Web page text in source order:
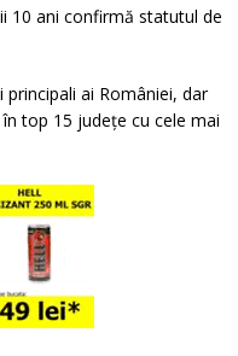
10 ani confirmă statutul de
ai României, dar
top 15 judeţe cu cele mai